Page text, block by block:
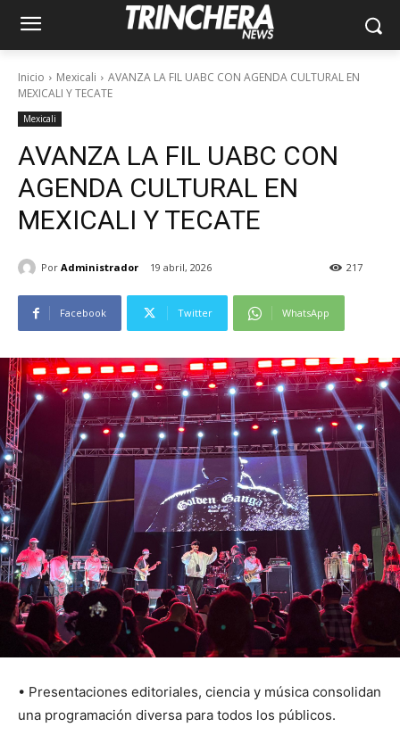
Inicio Mexicali
AVANZA LA FIL UABC CON AGENDA CULTURAL EN
MEXICALI Y TECATE
Mexicali
AVANZA LA FIL UABC CON
AGENDA CULTURAL EN
MEXICALI Y TECATE
Por Administrador 19 abril, 2026 217
Facebook Twitter WhatsApp
• Presentaciones editoriales, ciencia y música consolidan
una programación diversa para todos los públicos.